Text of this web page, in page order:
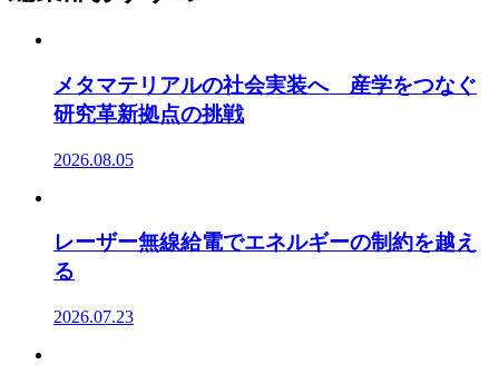
メタマテリアルの社会実装へ 産学をつなぐ
研究革新拠点の挑戦
2026.08.05
レーザー無線給電でエネルギーの制約を越え
る
2026.07.23